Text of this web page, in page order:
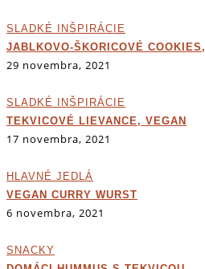
SLADKÉ INŠPIRÁCIE
JABLKOVO-ŠKORICOVÉ
29 novembra, 2021
SLADKÉ INŠPIRÁCIE
TEKVICOVÉ LIEVANCE, VEGAN
17 novembra, 2021
HLAVNÉ JEDLÁ
VEGAN CURRY WURST
6 novembra, 2021
SNACKY